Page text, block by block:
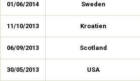
01/06/2014 Sweden
11/10/2013 Kroatien
06/09/2013 Scotland
30/05/2013 USA